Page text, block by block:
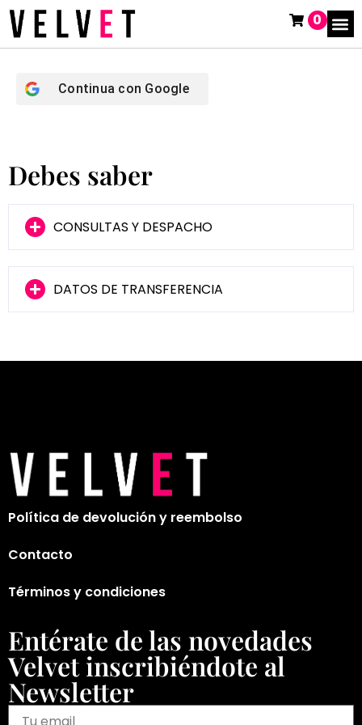
0
Continua con Google
Debes saber
CONSULTAS Y DESPACHO
DATOS DE TRANSFERENCIA
Política de devolución y reembolso
Contacto
Términos y condiciones
Entérate de las novedades
Velvet inscribiéndote al
Newsletter